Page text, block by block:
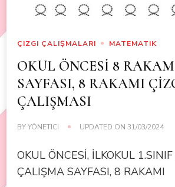
ÇIZGI ÇALIŞMALARI MATEMATIK
OKUL ÖNCESİ 8
SAYFASI, 8 RAKAMI
ÇALIŞMASI
BYYÖNETICI UPDATED ON 31/03/2024
OKUL ÖNCESİ, İLKOKUL
ÇALIŞMA SAYFASI, 8 RAKAMI